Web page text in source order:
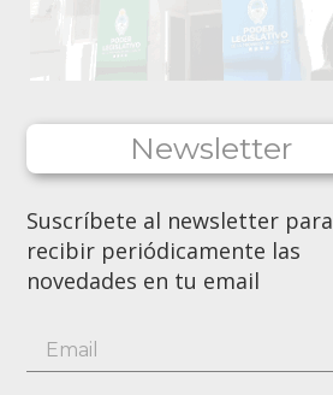
Newsletter
Suscríbete al newsletter para
recibir periódicamente las
novedades en tu email